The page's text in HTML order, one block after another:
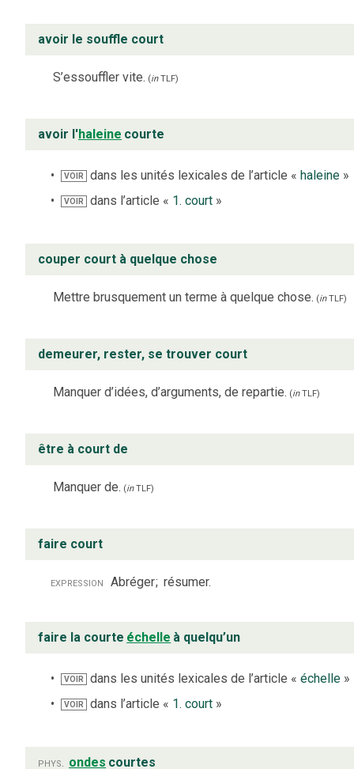
avoir le souffle court
S’essouffler vite. (inTLF)
avoir l'haleine courte
VOIR dans les unités lexicales de l’article «haleine »
VOIR dans l’article « 1. court »
couper court à quelque chose
Mettre brusquement un terme à quelque chose. (inTLF)
demeurer, rester, se trouver court
Manquer d’idées, d’arguments, de repartie. (inTLF)
être à court de
Manquer de. (inTLF)
faire court
expression Abréger; résumer.
faire la courte échelle à quelqu’un
VOIR dans les unités lexicales de l’article «échelle »
VOIR dans l’article « 1. court »
phys. ondes courtes